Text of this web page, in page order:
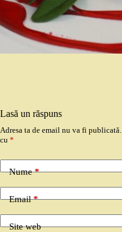
Lasă un răspuns
Adresa ta de email nu va fi publicată.
cu *
Nume*
Email*
Site web